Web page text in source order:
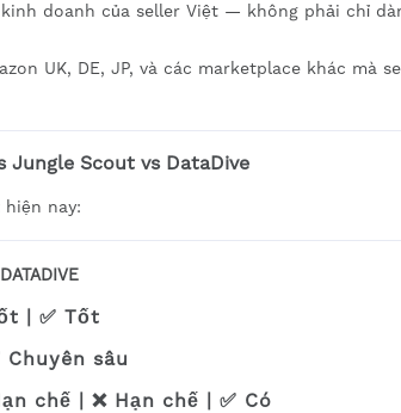
doanh của seller Việt — không phải chỉ
UK, DE, JP, và các marketplace khác mà
Jungle Scout vs DataDive
nay:
| ✅ Tốt
Chuyên sâu
chế | ❌ Hạn chế | ✅ Có